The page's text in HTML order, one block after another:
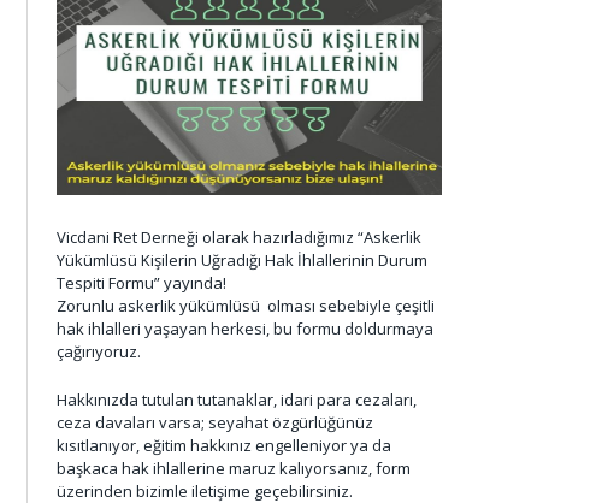
Vicdani Ret Derneği olarak hazırladığımız “Askerlik
Yükümlüsü Kişilerin Uğradığı Hak İhlallerinin Durum
Tespiti Formu” yayında!
Zorunlu askerlik yükümlüsü olması sebebiyle çeşitli
hak ihlalleri yaşayan herkesi, bu formu doldurmaya
çağırıyoruz.
Hakkınızda tutulan tutanaklar, idari para cezaları,
ceza davaları varsa; seyahat özgürlüğünüz
kısıtlanıyor, eğitim hakkınız engelleniyor ya da
başkaca hak ihlallerine maruz kalıyorsanız, form
üzerinden bizimle iletişime geçebilirsiniz.